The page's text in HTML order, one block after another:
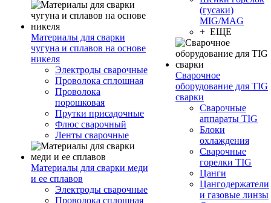
Материалы для сварки
чугуна и сплавов на основе
никеля
Электроды сварочные
Проволока сплошная
Проволока
порошковая
Прутки присадочные
Флюс сварочный
Ленты сварочные
Материалы для сварки меди
и ее сплавов
Электроды сварочные
Проволока сплошная
(гусаки)
MIG/MAG
+ ЕЩЕ
Сварочное
оборудование для TIG
сварки
Сварочные
аппараты TIG
Блоки
охлаждения
Сварочные
горелки TIG
Цанги
Цангодержатели
и газовые линзы